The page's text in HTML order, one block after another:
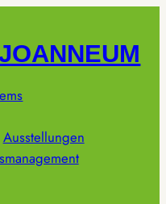
Ausstellungen